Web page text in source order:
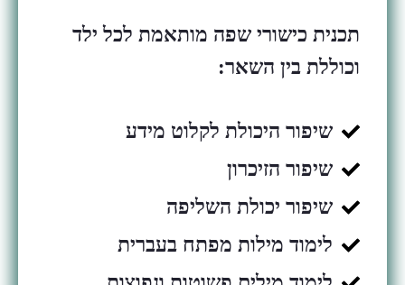
תכנית כישורי שפה מותאמת לכל ילד
וכוללת בין השאר:
שיפור היכולת לקלוט מידע
שיפור הזיכרון
שיפור יכולת השליפה
לימוד מילות מפתח בעברית